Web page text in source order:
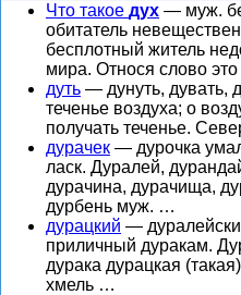
Что такое дух — муж.
обитатель
бесплотный житель
мира. Относя слово
дуть — дунуть, дувать,
теченье воздуха; о
получать теченье.
дурачек — дурочка
ласк. Дуралей,
дурачина, дурачища,
дурбень муж. …
дурацкий —
приличный дуракам.
дурака дурацкая
хмель …